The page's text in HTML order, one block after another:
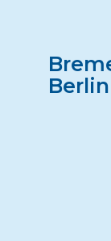
Berlin